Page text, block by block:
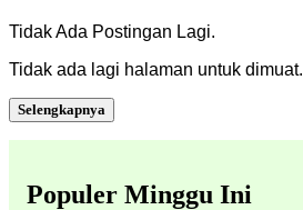
Tidak Ada Postingan Lagi.
Tidak ada lagi halaman untuk dimuat.
Selengkapnya
Populer Minggu Ini